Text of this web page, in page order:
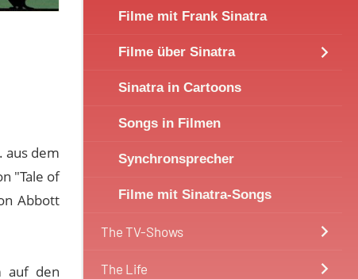
Filme mit Frank Sinatra
Filme über Sinatra
Sinatra in Cartoons
Songs in Filmen
Synchronsprecher
Filme mit Sinatra-Songs
The TV-Shows
The Life
aus dem
"Tale of
Abbott
auf den